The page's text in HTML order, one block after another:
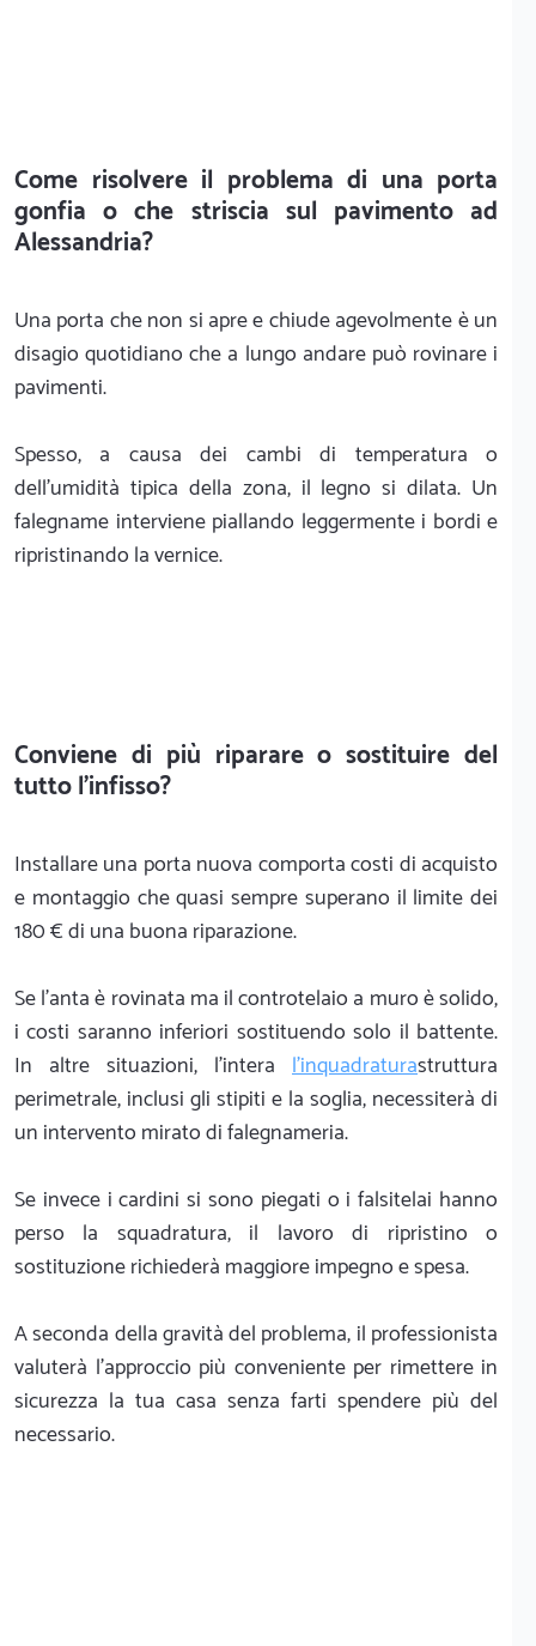
Come risolvere il problema di una porta
gonfia o che striscia sul pavimento ad
Alessandria?
Una porta che non si apre e chiude agevolmente è un
disagio quotidiano che a lungo andare può rovinare i
pavimenti.
Spesso, a causa dei cambi di temperatura o
dell'umidità tipica della zona, il legno si dilata. Un
falegname interviene piallando leggermente i bordi e
ripristinando la vernice.
Conviene di più riparare o sostituire del
tutto l'infisso?
Installare una porta nuova comporta costi di acquisto
e montaggio che quasi sempre superano il limite dei
180 € di una buona riparazione.
Se l'anta è rovinata ma il controtelaio a muro è solido,
i costi saranno inferiori sostituendo solo il battente.
In altre situazioni, l'intera l'inquadraturastruttura
perimetrale, inclusi gli stipiti e la soglia, necessiterà di
un intervento mirato di falegnameria.
Se invece i cardini si sono piegati o i falsitelai hanno
perso la squadratura, il lavoro di ripristino o
sostituzione richiederà maggiore impegno e spesa.
A seconda della gravità del problema, il professionista
valuterà l'approccio più conveniente per rimettere in
sicurezza la tua casa senza farti spendere più del
necessario.